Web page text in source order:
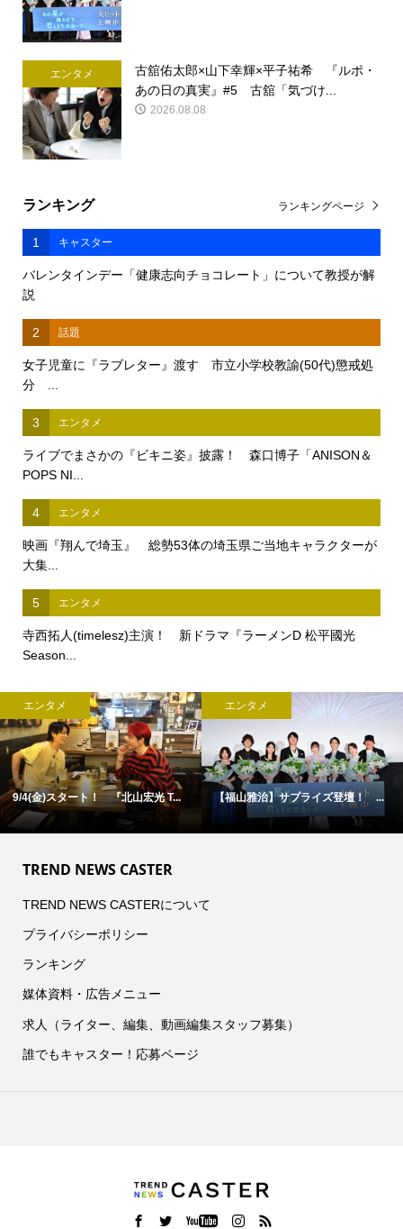
エンタメ
古舘佑太郎×山下幸輝×平子祐希 『ルポ・
あの日の真実』#5 古舘「気づけ...
2026.08.08
ランキング
1 キャスター
バレンタインデー「健康志向チョコレート」について教授が解
説
2 話題
女子児童に『ラブレター』渡す 市立小学校教諭(50代)懲戒処
分 ...
3 エンタメ
ライブでまさかの『ビキニ姿』披露！ 森口博子「ANISON＆
POPS NI...
4 エンタメ
映画『翔んで埼玉』 総勢53体の埼玉県ご当地キャラクターが
大集...
5 エンタメ
寺西拓人(timelesz)主演！ 新ドラマ『ラーメンD 松平國光
Season...
ランキングページ
ンタメ
金)スタート！ 『北山宏光 T...
エンタメ
【福山雅治】サプライズ登壇！ ...
TREND NEWS CASTER
TREND NEWS CASTERについて
プライバシーポリシー
ランキング
媒体資料・広告メニュー
求人（ライター、編集、動画編集スタッフ募集）
誰でもキャスター！応募ページ